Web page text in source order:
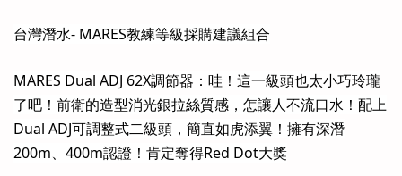
台灣潛水- MARES教練等級採購建議組合
MARES Dual ADJ 62X調節器：哇！這一級頭也太小巧玲瓏
了吧！前衛的造型消光銀拉絲質感，怎讓人不流口水！配上
Dual ADJ可調整式二級頭，簡直如虎添翼！擁有深潛
200m、400m認證！肯定奪得Red Dot大獎